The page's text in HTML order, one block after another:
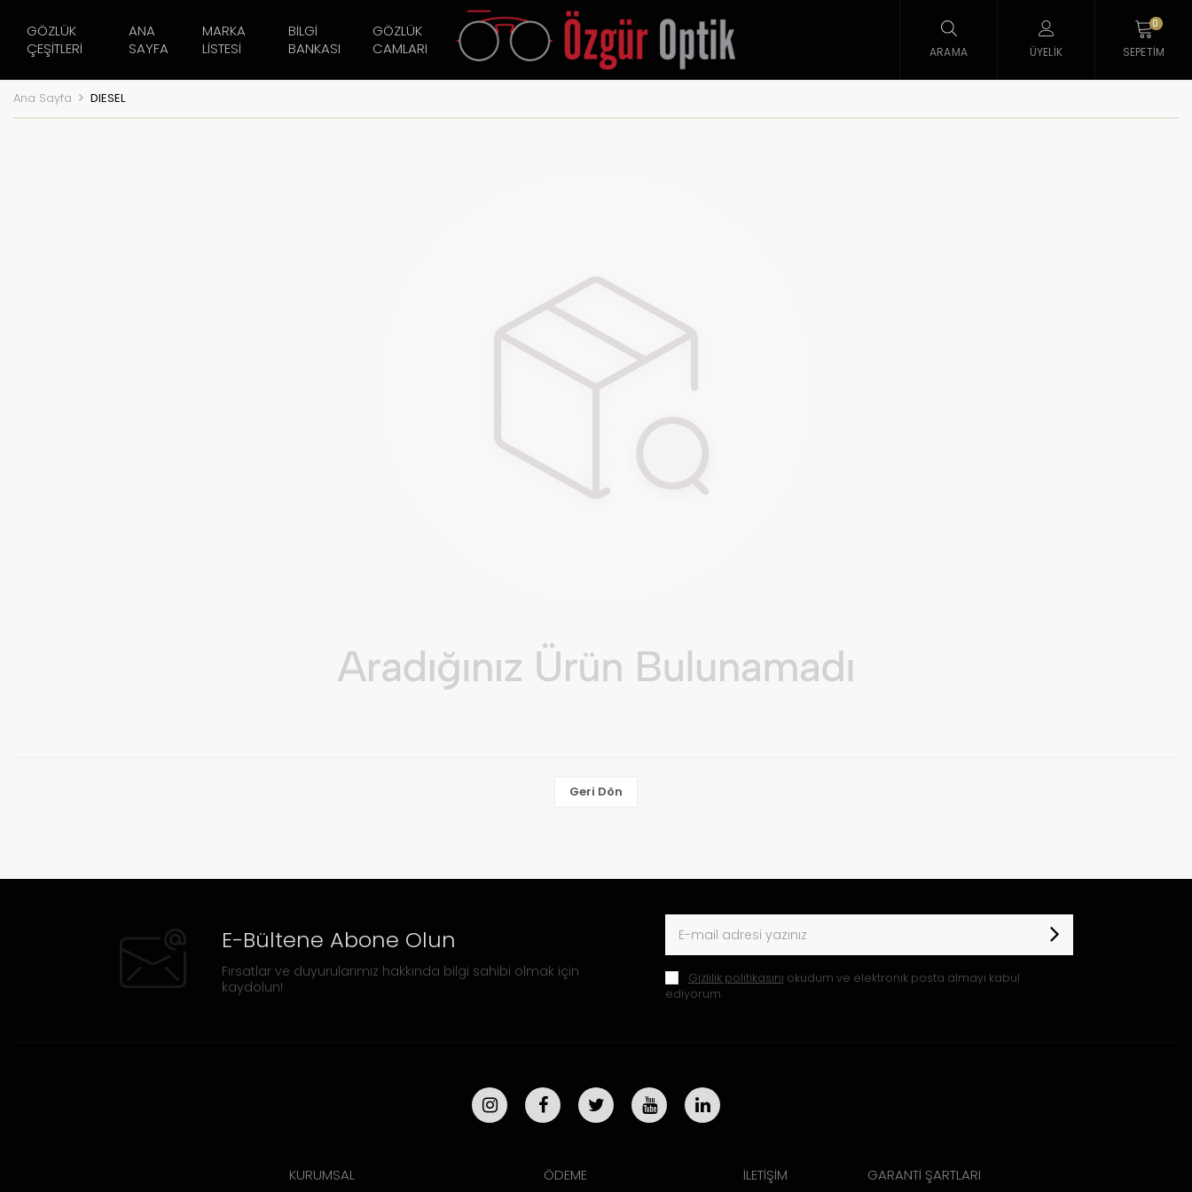
GÖZLÜK
ÇEŞITLERI
ANA
SAYFA
MARKA
LISTESI
BILGI
BANKASI
GÖZLÜK
CAMLARI
ARAMA ÜYELIK
0
SEPETIM
Ana Sayfa DIESEL
Geri Dön
E-Bültene Abone Olun
Fırsatlar ve duyurularımız hakkında bilgi sahibi olmak için
kaydolun!
Gizlilik politikasını okudum ve elektronik posta almayı kabul
ediyorum.
KURUMSAL ÖDEME İLETİŞİM GARANTİ ŞARTLARI